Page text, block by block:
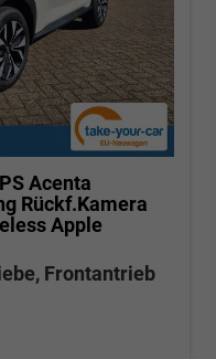
Acenta
Rückf.Kamera
Apple
Frontantrieb